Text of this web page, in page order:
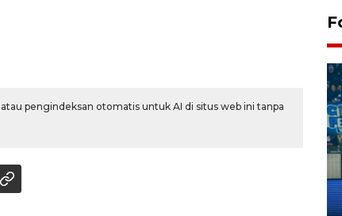
pengindeksan otomatis untuk AI di situs web ini tanpa